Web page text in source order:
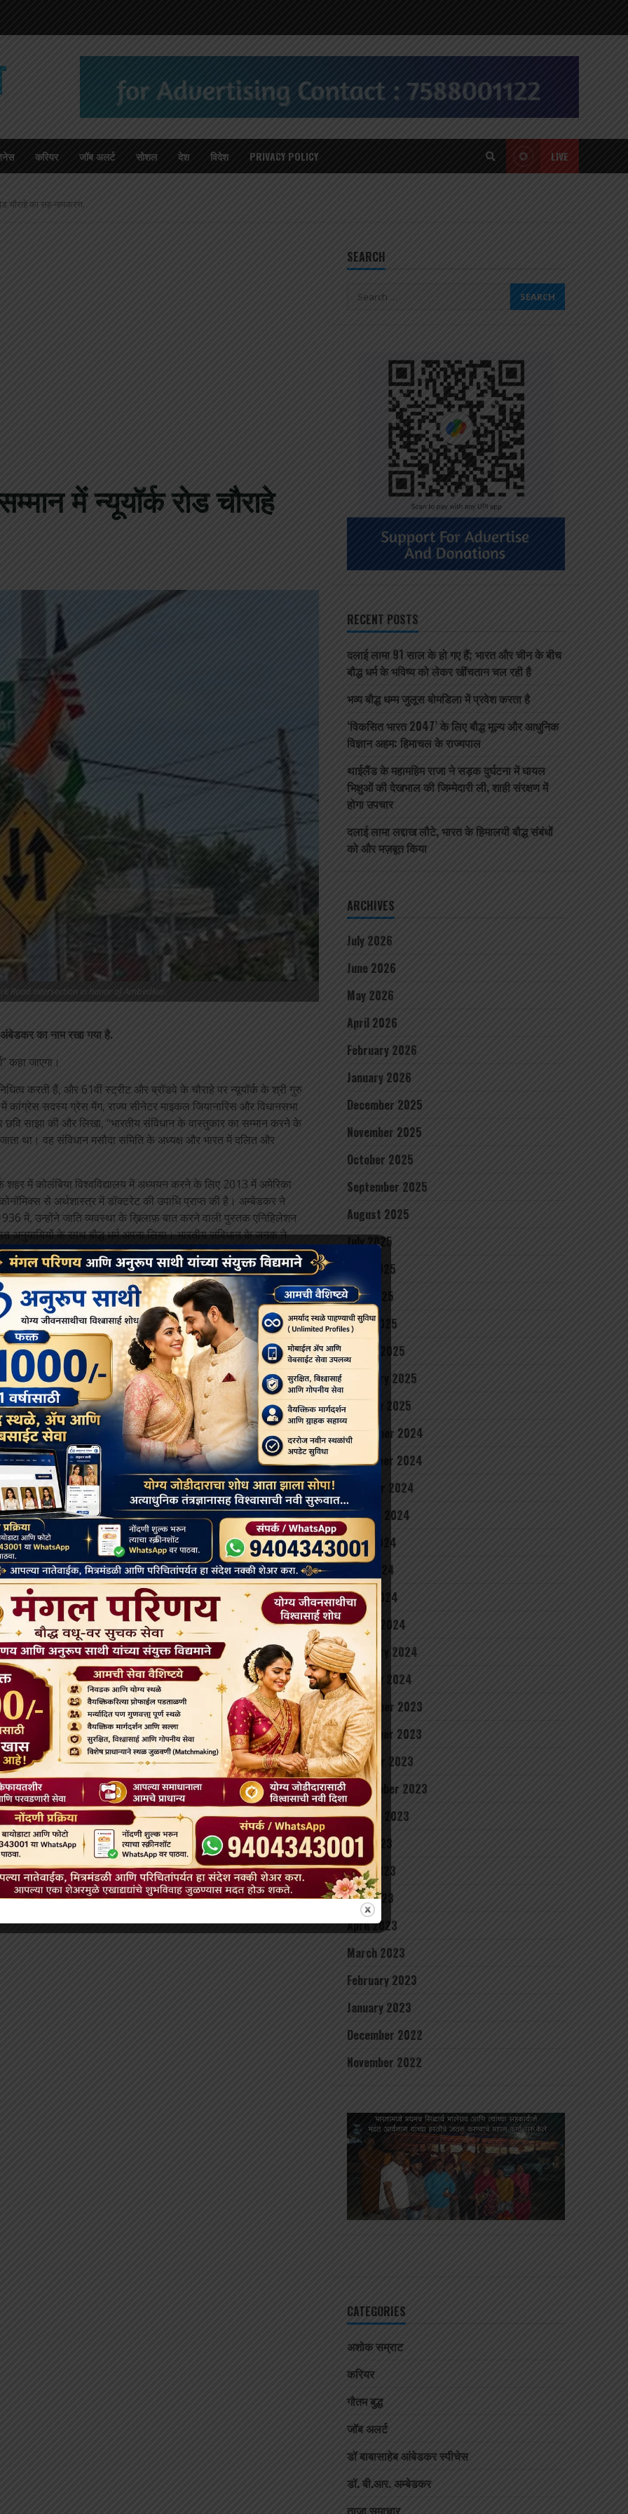
करियर जॉब अलर्ट सोशल देश विदेश PRIVACY POLICY LIVE
चौराहे का सह-नामकरण.
में न्यूयॉर्क रोड चौराहे
Road intersection in honor of Ambedkar.
अंबेडकर का नाम रखा गया है.
कहा जाएगा।
करती हैं, और 61वीं स्ट्रीट और ब्रॉडवे के चौराहे पर न्यूयॉर्क के श्री गुरु
कांग्रेस सदस्य ग्रेस मेंग, राज्य सीनेटर माइकल जियानारिस और विधानसभा
छवि साझा की और लिखा, “भारतीय संविधान के वास्तुकार का सम्मान करने के
था। वह संविधान मसौदा समिति के अध्यक्ष और भारत में दलित और
में कोलंबिया विश्वविद्यालय में अध्ययन करने के लिए 2013 में अमेरिका
से अर्थशास्त्र में डॉक्टरेट की उपाधि प्राप्त की है। अम्बेडकर ने
में, उन्होंने जाति व्यवस्था के ख़िलाफ़ बात करने वाली पुस्तक एनिहिलेशन
के साथ बौद्ध धर्म अपना लिया। भारतीय संविधान के जनक ने
थे. प्रवासी भारतीयों ने प्रधानमंत्री मोदी के चेहरे वाले बैनर छपवाए हैं।
हिल बिल्डिंग के बाहर खड़े देखा गया। प्रधान मंत्री मोदी की व्हाइट
महिला जिल बिडेन द्वारा मेजबानी की गई थी। व्हाइट हाउस में एक राजकीय
भाग लिया।
Messenger
Next:
केंद्र का दिल्ली अध्यादेश संवैधानिक नैतिकता की उपेक्षा करता है,
अंबेडकर और सुप्रीम कोर्ट सहमत हैं.
को तोड़ना: अम्बेडकर की
डॉ. बी.आर. अम्बेडकर
अम्बेडकर का मित्रता का आदर्श।
August 16, 2023
SEARCH
Search
RECENT POSTS
दलाई लामा 91 साल के हो गए हैं; भारत और चीन के बीच
बौद्ध धर्म के भविष्य को लेकर खींचतान चल रही है
भव्य बौद्ध धम्म जुलूस बोमडिला में प्रवेश करता है
‘विकसित भारत 2047’ के लिए बौद्ध मूल्य और आधुनिक
विज्ञान अहम: हिमाचल के राज्यपाल
थाईलैंड के महामहिम राजा ने सड़क दुर्घटना में घायल
भिक्षुओं की देखभाल की जिम्मेदारी ली, शाही संरक्षण में
होगा उपचार
दलाई लामा लद्दाख लौटे, भारत के हिमालयी बौद्ध संबंधों
को और मज़बूत किया
ARCHIVES
July 2026
June 2026
May 2026
April 2026
February 2026
January 2026
December 2025
November 2025
October 2025
September 2025
August 2025
July 2025
June 2025
May 2025
April 2025
March 2025
February 2025
January 2025
December 2024
November 2024
October 2024
August 2024
June 2024
May 2024
April 2024
March 2024
February 2024
January 2024
December 2023
November 2023
October 2023
September 2023
August 2023
July 2023
June 2023
May 2023
April 2023
March 2023
February 2023
January 2023
December 2022
November 2022
CATEGORIES
अशोक सम्राट
करियर
गौतम बुद्ध
जॉब अलर्ट
डॉ बाबासाहेब आंबेडकर स्पीचेस
डॉ. बी.आर. अम्बेडकर
ताजा समाचार